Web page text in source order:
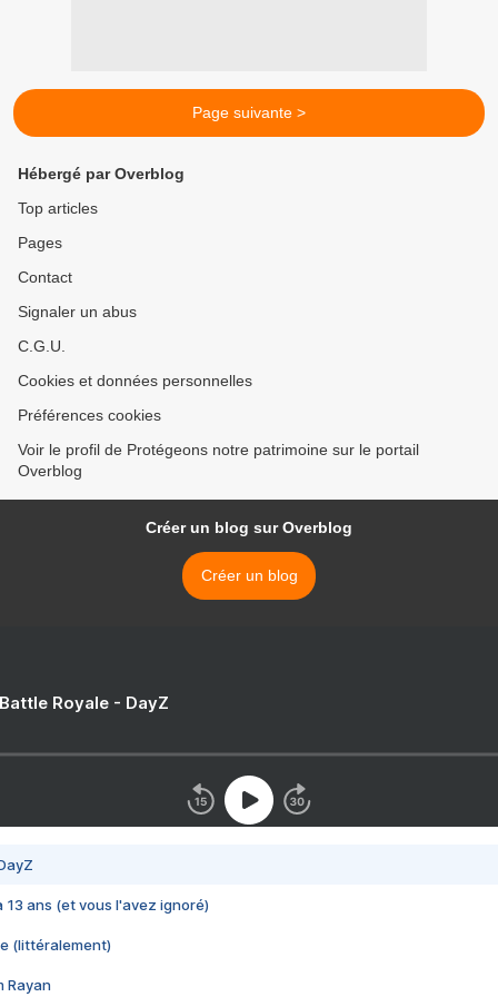
Page suivante >
Hébergé par Overblog
Top articles
Pages
Contact
Signaler un abus
C.G.U.
Cookies et données personnelles
Préférences cookies
Voir le profil de Protégeons notre patrimoine sur le portail
Overblog
Créer un blog sur Overblog
Créer un blog
Royale - DayZ
13 ans (et vous l'avez ignoré)
(littéralement)
Rayan